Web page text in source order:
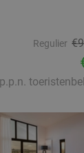
Regulier